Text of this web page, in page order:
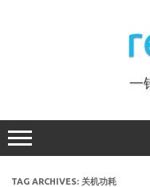
一
TAG ARCHIVES: 关机功耗